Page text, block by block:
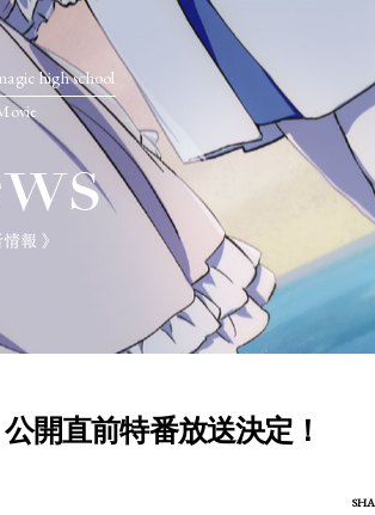
high school
開直前特番放送決定！